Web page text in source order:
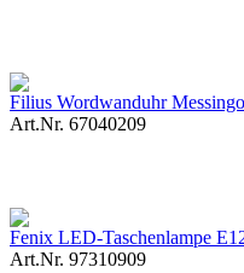
Filius Wordwanduhr
Art.Nr. 67040209
Fenix LED-Taschenlampe
Art.Nr. 97310909